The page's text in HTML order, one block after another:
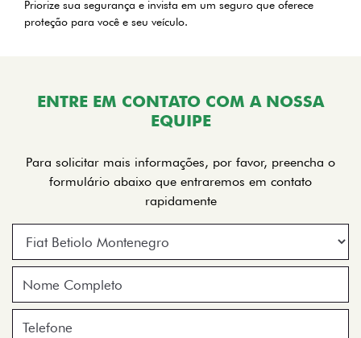
Priorize sua segurança e invista em um seguro que oferece
proteção para você e seu veículo.
ENTRE EM CONTATO COM A NOSSA
EQUIPE
Para solicitar mais informações, por favor, preencha o
formulário abaixo que entraremos em contato
rapidamente